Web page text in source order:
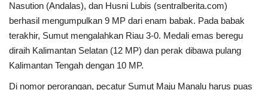
Nasution (Andalas), dan Husni Lubis (sentralberita.com)
berhasil mengumpulkan 9 MP dari enam babak. Pada babak
terakhir, Sumut mengalahkan Riau 3-0. Medali emas beregu
diraih Kalimantan Selatan (12 MP) dan perak dibawa pulang
Kalimantan Tengah dengan 10 MP.
Di nomor perorangan, pecatur Sumut Maju Manalu harus puas